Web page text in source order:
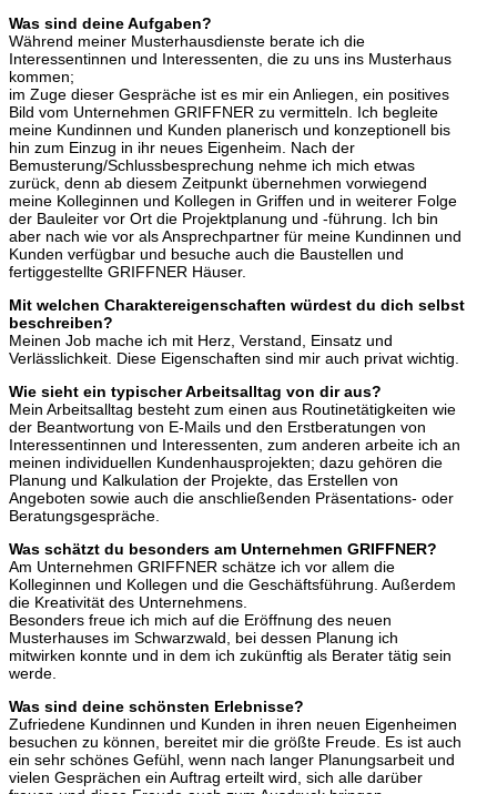
Was sind deine Aufgaben?
Während meiner Musterhausdienste berate ich die
Interessentinnen und Interessenten, die zu uns ins Musterhaus
kommen;
im Zuge dieser Gespräche ist es mir ein Anliegen, ein positives
Bild vom Unternehmen GRIFFNER zu vermitteln. Ich begleite
meine Kundinnen und Kunden planerisch und konzeptionell bis
hin zum Einzug in ihr neues Eigenheim. Nach der
Bemusterung/Schlussbesprechung nehme ich mich etwas
zurück, denn ab diesem Zeitpunkt übernehmen vorwiegend
meine Kolleginnen und Kollegen in Griffen und in weiterer Folge
der Bauleiter vor Ort die Projektplanung und -führung. Ich bin
aber nach wie vor als Ansprechpartner für meine Kundinnen und
Kunden verfügbar und besuche auch die Baustellen und
fertiggestellte GRIFFNER Häuser.
Mit welchen Charaktereigenschaften würdest du dich selbst
beschreiben?
Meinen Job mache ich mit Herz, Verstand, Einsatz und
Verlässlichkeit. Diese Eigenschaften sind mir auch privat wichtig.
Wie sieht ein typischer Arbeitsalltag von dir aus?
Mein Arbeitsalltag besteht zum einen aus Routinetätigkeiten wie
der Beantwortung von E-Mails und den Erstberatungen von
Interessentinnen und Interessenten, zum anderen arbeite ich an
meinen individuellen Kundenhausprojekten; dazu gehören die
Planung und Kalkulation der Projekte, das Erstellen von
Angeboten sowie auch die anschließenden Präsentations- oder
Beratungsgespräche.
Was schätzt du besonders am Unternehmen GRIFFNER?
Am Unternehmen GRIFFNER schätze ich vor allem die
Kolleginnen und Kollegen und die Geschäftsführung. Außerdem
die Kreativität des Unternehmens.
Besonders freue ich mich auf die Eröffnung des neuen
Musterhauses im Schwarzwald, bei dessen Planung ich
mitwirken konnte und in dem ich zukünftig als Berater tätig sein
werde.
Was sind deine schönsten Erlebnisse?
Zufriedene Kundinnen und Kunden in ihren neuen Eigenheimen
besuchen zu können, bereitet mir die größte Freude. Es ist auch
ein sehr schönes Gefühl, wenn nach langer Planungsarbeit und
vielen Gesprächen ein Auftrag erteilt wird, sich alle darüber